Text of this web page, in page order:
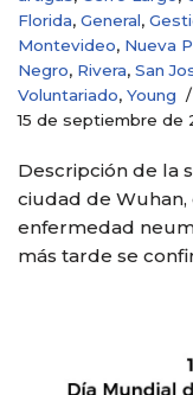
Florida, General,
Montevideo, Nueva
Negro, Rivera, San
Voluntariado, Young
15 de septiembre de
Descripción de la
ciudad de Wuhan,
enfermedad
más tarde se